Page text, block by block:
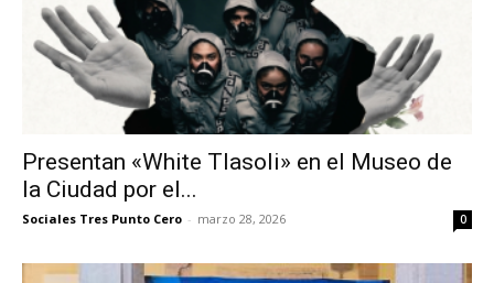
Presentan «White Tlasoli» en el Museo de
la Ciudad por el...
Sociales Tres Punto Cero - marzo 28, 2026 0